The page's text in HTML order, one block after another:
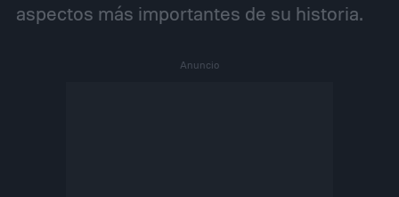
aspectos más importantes de su historia.